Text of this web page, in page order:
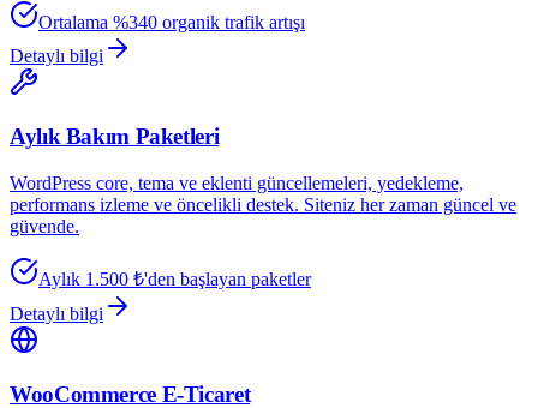
Ortalama %340 organik trafik artışı
Detaylı bilgi
Aylık Bakım Paketleri
WordPress core, tema ve eklenti güncellemeleri, yedekleme,
performans izleme ve öncelikli destek. Siteniz her zaman güncel ve
güvende.
Aylık 1.500 ₺'den başlayan paketler
Detaylı bilgi
WooCommerce E-Ticaret